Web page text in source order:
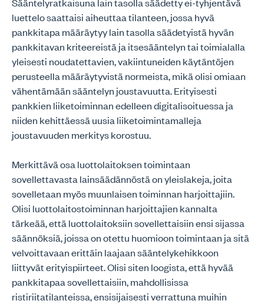
luettelo saattaisi aiheuttaa tilanteen, jossa hyvä
pankkitapa määräytyy lain tasolla säädetyistä hyvän
pankkitavan kriteereistä ja itsesääntelyn tai toimialalla
yleisesti noudatettavien, vakiintuneiden käytäntöjen
perusteella määräytyvistä normeista, mikä olisi omiaan
vähentämään sääntelyn joustavuutta. Erityisesti
pankkien liiketoiminnan edelleen digitalisoituessa ja
niiden kehittäessä uusia liiketoimintamalleja
joustavuuden merkitys korostuu.
Merkittävä osa luottolaitoksen toimintaan
sovellettavasta lainsäädännöstä on yleislakeja, joita
sovelletaan myös muunlaisen toiminnan harjoittajiin.
Olisi luottolaitostoiminnan harjoittajien kannalta
tärkeää, että luottolaitoksiin sovellettaisiin ensi sijassa
säännöksiä, joissa on otettu huomioon toimintaan ja sitä
velvoittavaan erittäin laajaan sääntelykehikkoon
liittyvät erityispiirteet. Olisi siten loogista, että hyvää
pankkitapaa sovellettaisiin, mahdollisissa
ristiriitatilanteissa, ensisijaisesti verrattuna muihin